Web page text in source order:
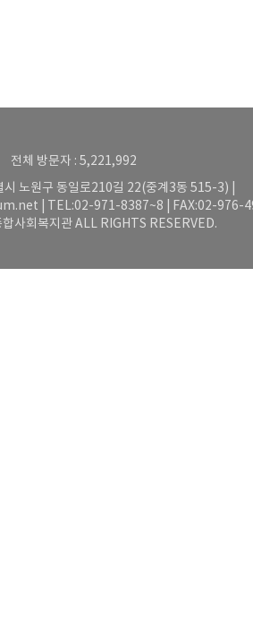
체 방문자 : 5,221,992
노원구 동일로210길 22(중계3동 515-3) |
| TEL:02-971-8387~8 | FAX:02-976-
사회복지관 ALL RIGHTS RESERVED.